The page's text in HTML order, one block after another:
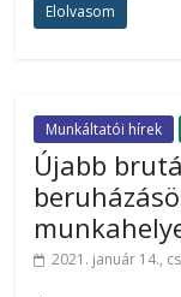
Elolvasom
Munkáltatói hírek
Újabb
2021. január 14.,